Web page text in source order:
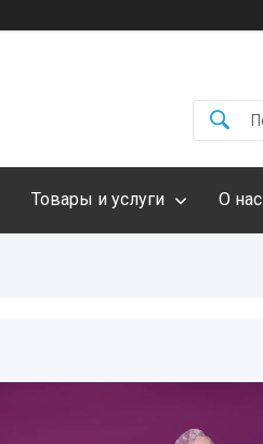
Товары и услуги О нас